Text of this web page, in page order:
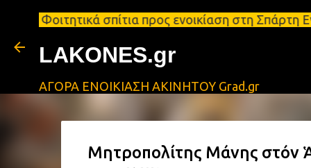
σπίτια προς ενοικίαση στη Σπάρτη
LAKONES.gr
ΑΓΟΡΑ ΕΝΟΙΚΙΑΣΗ ΑΚΙΝΗΤΟΥ Grad.gr
Ὁ Μητροπολίτης Μάνης